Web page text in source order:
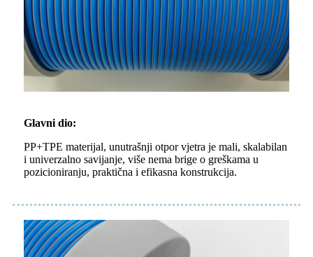
Glavni dio:
PP+TPE materijal, unutrašnji otpor vjetra je mali, skalabilan
i univerzalno savijanje, više nema brige o greškama u
pozicioniranju, praktična i efikasna konstrukcija.